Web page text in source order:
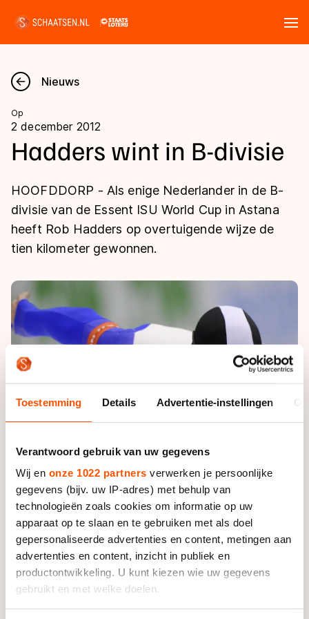
Toestemming Details Advertentie-instellingen
Verantwoord gebruik van uw gegevens
Wij en onze 1022 partners verwerken je persoonlijke
gegevens (bijv. uw IP-adres) met behulp van
technologieën zoals cookies om informatie op uw
apparaat op te slaan en te gebruiken met als doel
gepersonaliseerde advertenties en content, metingen aan
advertenties en content, inzicht in publiek en
productontwikkeling. U kunt kiezen wie uw gegevens
gebruikt en met welke doelen.
Nieuws
Kalender
Marathon
Langebaan
Inlineskaten
Kunstschaatsen
Schoonrijden
Natuurijs
Uitslagen
Langebaan
Shorttrack
Marathon
Inlineskaten
Kunstschaatsen
Ranglijsten Langebaan
Persoonlijke records & tijden
Historie & statistiek
De weg op
Inschrijven wedstrijden
Algemene Nederlandse Schaatstijd
Waar kan ik schaatsen en skaten?
Schaatsfans
Word schaatsfan!
Winacties
Olympische Spelen
Medaille overzicht
Medaillespiegel
Olympische uitslagen
Van Jong tot Goud verhalen
Nieuws
Op
2 december 2012
Hadders wint in B-divisie
HOOFDDORP - Als enige Nederlander in de B-
divisie van de Essent ISU World Cup in Astana
heeft Rob Hadders op overtuigende wijze de
tien kilometer gewonnen.
De marathonrijder noteerde met 13.14,47 een nieuw